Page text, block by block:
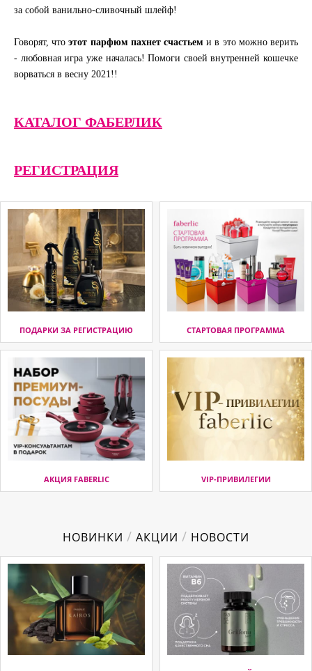
за собой ванильно-сливочный шлейф!
Говорят, чтоэтот парфюм пахнет счастьем и в это можно верить
- любовная игра уже началась! Помоги своей внутренней кошечке
ворваться в весну 2021!!
КАТАЛОГ ФАБЕРЛИК
РЕГИСТРАЦИЯ
ПОДАРКИ ЗА РЕГИСТРАЦИЮ СТАРТОВАЯ ПРОГРАММА
АКЦИЯ FABERLIC VIP-ПРИВИЛЕГИИ
НОВИНКИ / АКЦИИ / НОВОСТИ